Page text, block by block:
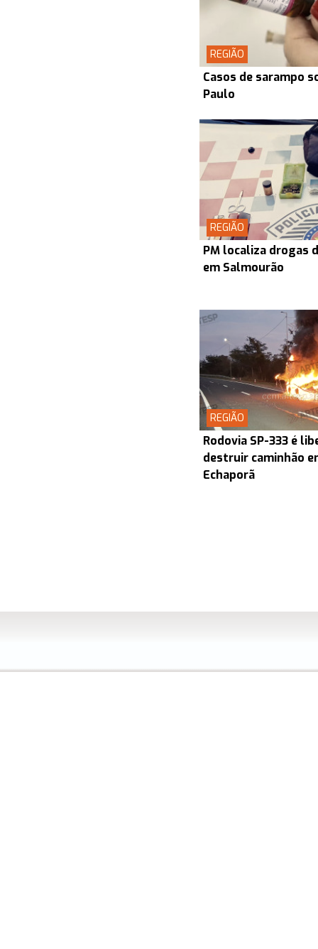
REGIÃO
Casos de sarampo
Paulo
REGIÃO
PM localiza drogas
em Salmourão
REGIÃO
Rodovia SP-333 é
destruir caminhão
Echaporã